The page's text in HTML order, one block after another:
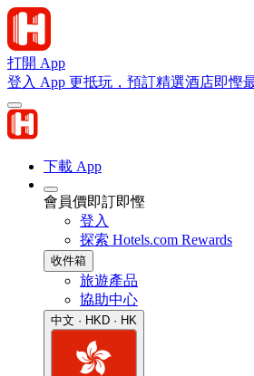
打開 App
登入 App 更抵玩，預訂精選酒店即慳
下載 App
會員價即訂即慳
登入
探索 Hotels.com Rewards
收件箱
旅遊產品
協助中心
中文 · HKD · HK